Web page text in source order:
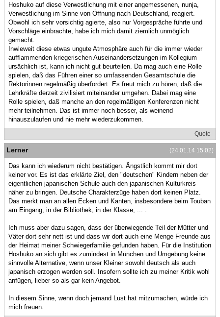
Hoshuko auf diese Verwestlichung mit einer angemessenen, nunja,
Verwestlichung im Sinne von Öffnung nach Deutschland, reagiert.
Obwohl ich sehr vorsichtig agierte, also nur Vorgespräche führte und
Vorschläge einbrachte, habe ich mich damit ziemlich unmöglich
gemacht.
Inwieweit diese etwas ungute Atmosphäre auch für die immer wieder
aufflammenden kriegerischen Auseinandersetzungen im Kollegium
ursächlich ist, kann ich nicht gut beurteilen. Da mag auch eine Rolle
spielen, daß das Führen einer so umfassenden Gesamtschule die
Rektorinnen regelmäßig überfordert. Es freut mich zu hören, daß die
Lehrkräfte derzeit zivilisiert miteinander umgehen. Dabei mag eine
Rolle spielen, daß manche an den regelmäßigen Konferenzen nicht
mehr teilnehmen. Das ist immer noch besser, als weinend
hinauszulaufen und nie mehr wiederzukommen.
Quote
(24.01.14 15:02)
Lerner
Das kann ich wiederum nicht bestätigen. Ängstlich kommt mir dort
keiner vor. Es ist das erklärte Ziel, den "deutschen" Kindern neben der
eigentlichen japanischen Schule auch den japanischen Kulturkreis
näher zu bringen. Deutsche Charakterzüge haben dort keinen Platz.
Das merkt man an allen Ecken und Kanten, insbesondere beim Touban
am Eingang, in der Bibliothek, in der Klasse, ... .
Ich muss aber dazu sagen, dass der überwiegende Teil der Mütter und
Väter dort sehr nett ist und dass wir dort auch eine Menge Freunde aus
der Heimat meiner Schwiegerfamilie gefunden haben. Für die Institution
Hoshuko an sich gibt es zumindest in München und Umgebung keine
sinnvolle Alternative, wenn unser Kleiner sowohl deutsch als auch
japanisch erzogen werden soll. Insofern sollte ich zu meiner Kritik wohl
anfügen, lieber so als gar kein Angebot.
In diesem Sinne, wenn doch jemand Lust hat mitzumachen, würde ich
mich freuen.